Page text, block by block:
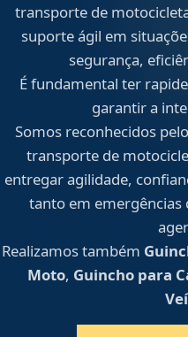
transporte de
suporte ágil em
segurança,
É fundamental ter
garantir a
Somos reconhecidos
transporte de
entregar agilidade,
tanto em
Realizamos também
Moto, Guincho para